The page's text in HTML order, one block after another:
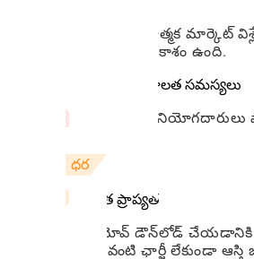
కొన్ని వివరణాత్మక మార్కెట్
నిరోధించే అవకాశం ఉంది.
పరికర అనుకూలత సమస్యలు
కొంతమంది వినియోగదారులు
ధర
ఉచిత ప్రాప్యత
రైట్‌మోవ్ డౌన్‌లోడ్ చేయడానికి
ఎటువంటి ఛార్జీ లేకుండా